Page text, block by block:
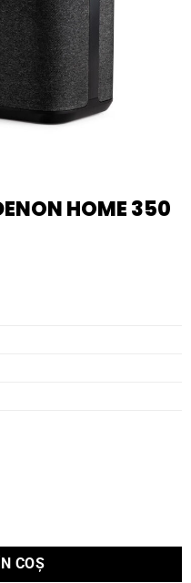
HOME 350
350
COȘ